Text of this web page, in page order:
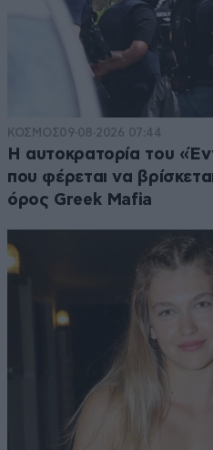
ΚΟΣΜΟΣ09·08·2026 07:44
Η αυτοκρατορία του
που φέρεται να
όρος Greek Mafia